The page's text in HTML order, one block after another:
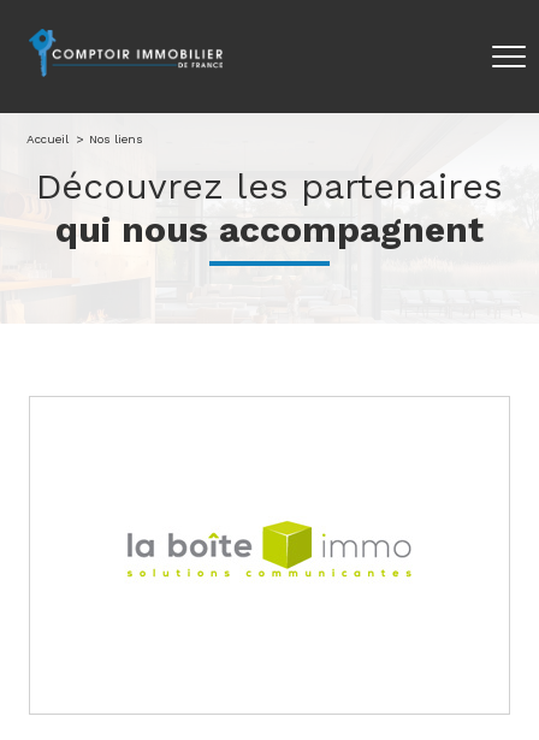
Accueil Nos liens
Découvrez les partenaires
qui nous accompagnent